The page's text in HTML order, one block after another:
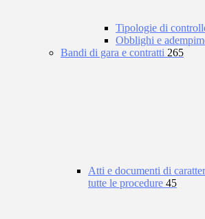
Tipologie di
Obblighi e
Bandi di gara e contratti 265
Atti e documenti di
tutte le procedure 45